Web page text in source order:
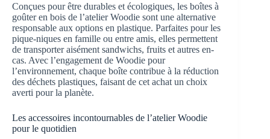
Conçues pour être durables et écologiques, les boîtes à
goûter en bois de l’atelier Woodie sont une alternative
responsable aux options en plastique. Parfaites pour les
pique-niques en famille ou entre amis, elles permettent
de transporter aisément sandwichs, fruits et autres en-
cas. Avec l’engagement de Woodie pour
l’environnement, chaque boîte contribue à la réduction
des déchets plastiques, faisant de cet achat un choix
averti pour la planète.
Les accessoires incontournables de l’atelier Woodie
pour le quotidien